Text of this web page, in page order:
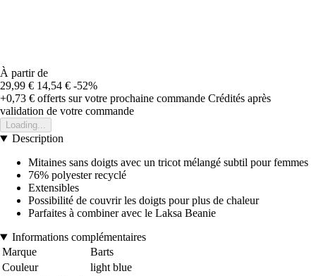
À partir de
29,99 € 14,54 € -52%
+0,73 € offerts sur votre prochaine commande Crédités après
validation de votre commande
Loading...
Description
Mitaines sans doigts avec un tricot mélangé subtil pour femmes
76% polyester recyclé
Extensibles
Possibilité de couvrir les doigts pour plus de chaleur
Parfaites à combiner avec le Laksa Beanie
Informations complémentaires
Marque
Barts
Couleur
light blue